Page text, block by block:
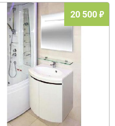
20 500